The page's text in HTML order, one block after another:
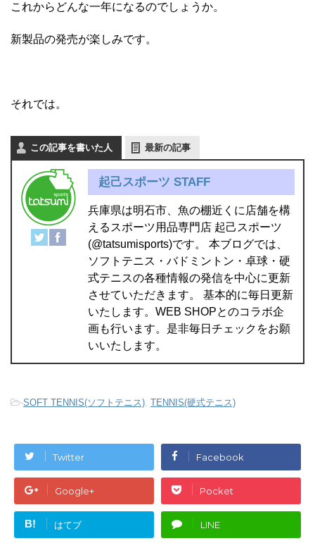
これからどんな一年になるのでしょうか。
新製品の発売が楽しみです。
それでは。
この記事を書いた人 最新の記事
起己スポーツ STAFF
兵庫県は明石市、魚の棚近くに店舗を構
えるスポーツ用品専門店 起己スポーツ
(@tatsumisports)です。 本ブログでは、
ソフトテニス・バドミントン・卓球・硬
式テニスの各種情報の発信を中心に更新
させていただきます。 基本的に毎日更新
いたします。WEB SHOPとのコラボ企
画も行います。是非毎日チェックをお願
いいたします。
-SOFT TENNIS(ソフトテニス), TENNIS(硬式テニス)
Twitter Facebook
Google+ Pocket
B! はてブ LINE